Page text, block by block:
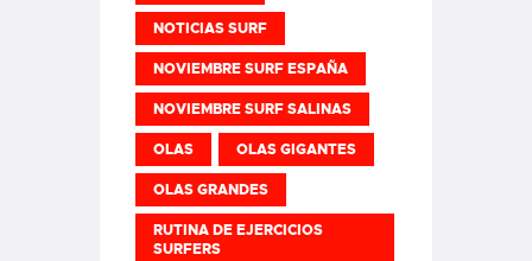
NOTICIAS SURF
NOVIEMBRE SURF ESPAÑA
NOVIEMBRE SURF SALINAS
OLAS OLAS GIGANTES
OLAS GRANDES
RUTINA DE EJERCICIOS
SURFERS